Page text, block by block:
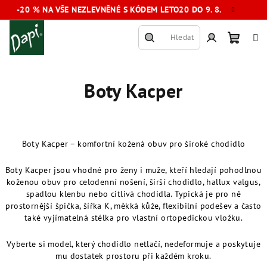
Přejít
na
-20 % NA VŠE NEZLEVNĚNÉ S KÓDEM LETO20 DO 9. 8.
Hledat
Boty Kacper
Boty Kacper – komfortní kožená obuv pro široké chodidlo
Boty Kacper jsou vhodné pro ženy i muže, kteří hledají pohodlnou
koženou obuv pro celodenní nošení, širší chodidlo, hallux valgus,
spadlou klenbu nebo citlivá chodidla. Typická je pro ně
prostornější špička, šířka K, měkká kůže, flexibilní podešev a často
také vyjímatelná stélka pro vlastní ortopedickou vložku.
Vyberte si model, který chodidlo netlačí, nedeformuje a poskytuje
mu dostatek prostoru při každém kroku.